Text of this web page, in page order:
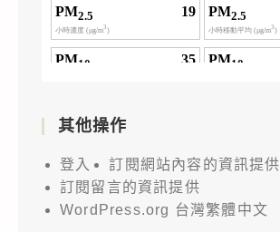
其他操作
登入
訂閱網站內容的資訊提供
訂閱留言的資訊提供
WordPress.org 台灣繁體中文